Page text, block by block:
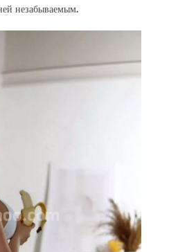
незабываемым.